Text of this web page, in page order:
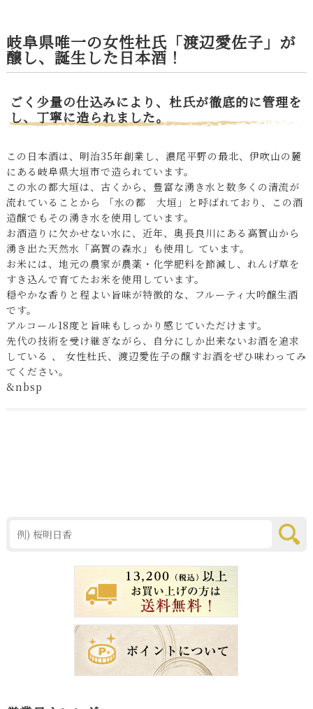
岐阜県唯一の女性杜氏「渡辺愛佐子」が
醸し、誕生した日本酒！
ごく少量の仕込みにより、杜氏が徹底的に管理を
し、丁寧に造られました。
この日本酒は、明治35年創業し、濃尾平野の最北、伊吹山の麓
にある岐阜県大垣市で造られています。
この水の都大垣は、古くから、豊富な湧き水と数多くの清流が
流れていることから 「水の都 大垣」と呼ばれており、この酒
造醸でもその湧き水を使用しています。
お酒造りに欠かせない水に、近年、奥長良川にある高賀山から
湧き出た天然水「高賀の森水」も使用し ています。
お米には、地元の農家が農薬・化学肥料を節減し、れんげ草を
すき込んで育てたお米を使用しています。
穏やかな香りと程よい旨味が特徴的な、フルーティ大吟醸生酒
です。
アルコール18度と旨味もしっかり感じていただけます。
先代の技術を受け継ぎながら、自分にしか出来ないお酒を追求
している 、 女性杜氏、渡辺愛佐子の醸すお酒をぜひ味わってみ
てください。
&nbsp